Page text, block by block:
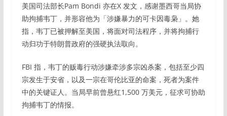
美国司法部长Pam Bondi 亦在X 发文，感谢墨西哥当局协
助拘捕韦丁，并形容他为「涉嫌暴力的可卡因毒枭」。她
指，韦丁已被押解至美国，将面对司法程序，并将拘捕行
动归功于特朗普政府的强硬执法取向。
FBI 指，韦丁的贩毒行动涉嫌牵涉多宗凶杀案，包括至少四
宗发生于安省，以及一宗在哥伦比亚的命案，死者为案件
中的关键证人。当局早前曾悬红1,500 万美元，征求可协助
拘捕韦丁的情报。